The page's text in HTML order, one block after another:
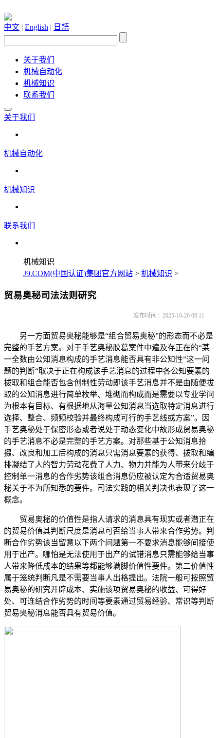
中文 | English | 日語
关于我们
机械自动化
机械知识
联系我们
关于我们
机械自动化
机械知识
联系我们
机械知识
J9.COM(中国认证)集团官方网站 > 机械知识 >
贸易奥秘司法法则研究
发布时间：2025-10-26 09:11
另一方面贸易奥秘能够是“组合贸易奥秘”的形态而不必是
完整的手艺方案。对于手艺奥秘胶葛案件中遍及存正在的“某
一全数由公知消息构成的手艺消息能否具有非公知性”这一问
题的判断“取决于正在构成该手艺消息的过程中各公知要素的
拔取和组合能否包含创制性劳动即该手艺消息并不是由随便拔
取的公知消息进行简单枚举、堆砌而构成而是需要以专业学问
为根本有目标、有根据地从海量公知消息当选取特定消息进行
选择、整合、频频校验并最终构成可行的手艺线或方案”。因
手艺奥秘处于保密形态或者说处于动态变化中故形成贸易奥秘
的手艺消息不必是完整的手艺方案。对那些基于公知消息拾
掇、改良和加工后构成的消息只需消息要素的获得、拔取和编
排凝结了人的智力劳动花费了人力、物力并能为人带来分歧于
控制单一消息的合作劣势该组合消息仍应被认定为合适贸易奥
秘关于不为所知悉的要件。司法实践的相关判决也表现了这一
概念。
贸易奥秘的价值性是指人请求的消息具有现实或者潜正在
的贸易价值其判断尺度是消息可否给当事人带来合作劣势。判
断合作劣势该当留意以下两个问题第一不要求消息能够间接使
用于出产。哪怕是无法使用于出产的试错消息只需能够给当事
人带来降低成本的结果等都能够满脚价值性要件。第二价值性
属于笼统判断凡是不需要当事人出格提出。法院一般可按照贸
易奥秘的研究开辟成本、实施该项贸易奥秘的收益、可得好
处、可连结合作劣势的时间等要素通过贸易经验、常识等判断
贸易奥秘消息能否具有贸易价值。